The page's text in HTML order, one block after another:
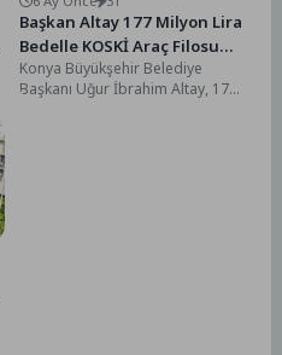
Başkan Altay 177 Milyon Lira
Bedelle KOSKİ Araç Filosuna
Kazandırılan 19 Yeni Aracı
Tanıttı
Konya Büyükşehir Belediye
Başkanı Uğur İbrahim Altay, 177